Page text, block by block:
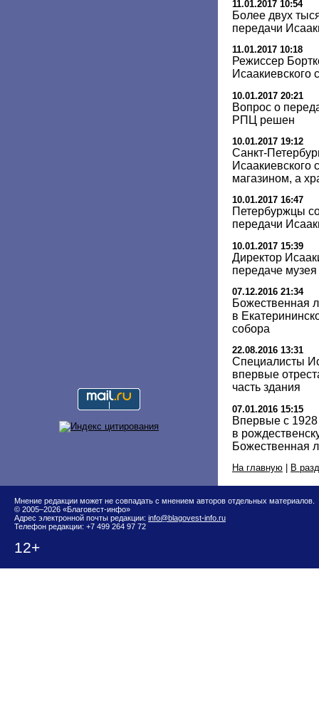
11.01.2017 10:54
Более двух
передачи
11.01.2017 10:18
Режиссер
10.01.2017 20:21
Вопрос о
РПЦ решен
10.01.2017 19:12
Санкт-
Исаакиевского
магазином, а
10.01.2017 16:47
Петербуржцы
передачи
10.01.2017 15:39
Директор
передаче
07.12.2016 21:34
Божественная
в
собора
22.08.2016 13:31
Специалисты
впервые
часть здания
07.01.2016 15:15
Впервые с
в
Божественная
На главную В
Мнение редакции может не совпадать с мнением авторов отдельных материалов.
© 2005–2026 «Благовест-инфо»
Адрес электронной почты редакции: info@blagovest-info.ru
Телефон редакции: +7 499 264 97 72
12+